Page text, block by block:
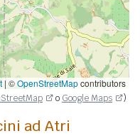
| ©OpenStreetMapcontributors
o Google Maps )
ad Atri